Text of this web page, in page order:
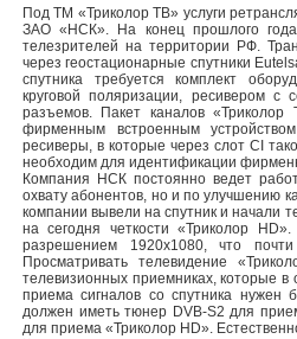
Под ТМ «Триколор ТВ» услуги
ЗАО «НСК». На конец прошлого года
телезрителей на территории РФ.
через геостационарные спутники
спутника требуется комплект
круговой поляризации, ресивером
разъемов. Пакет каналов
фирменным встроенным
ресиверы, в которые через слот CI
необходим для идентификации
Компания НСК постоянно ведет
охвату абонентов, но и по улучшению
компании вывели на спутник и начали
на сегодня четкости «Триколор
разрешением 1920х1080, что
Просматривать телевидение
телевизионных приемниках, которые
приема сигналов со спутника нужен
должен иметь тюнер DVB-S2 для
для приема «Триколор HD».